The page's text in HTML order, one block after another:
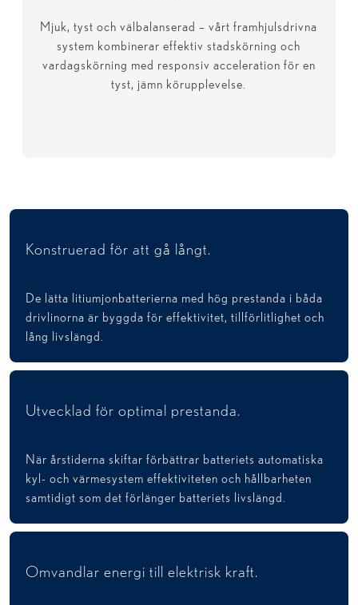
Mjuk, tyst och välbalanserad – vårt framhjulsdrivna
system kombinerar effektiv stadskörning och
vardagskörning med responsiv acceleration för en
tyst, jämn körupplevelse.
Konstruerad för att gå långt.
De lätta litiumjonbatterierna med hög prestanda i båda
drivlinorna är byggda för effektivitet, tillförlitlighet och
lång livslängd.
Utvecklad för optimal prestanda.
När årstiderna skiftar förbättrar batteriets automatiska
kyl- och värmesystem effektiviteten och hållbarheten
samtidigt som det förlänger batteriets livslängd.
Omvandlar energi till elektrisk kraft.